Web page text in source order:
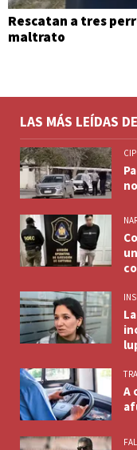
Rescatan a tres
maltrato
LAS MÁS LEÍDAS
A